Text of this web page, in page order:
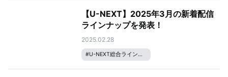
【U-NEXT】2025年3月の新着配信
ラインナップを発表！
2025.02.28
#U-NEXT総合ラインナップ